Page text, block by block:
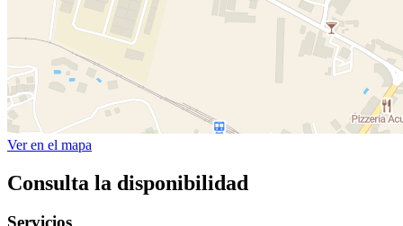
Ver en el mapa
Consulta la disponibilidad